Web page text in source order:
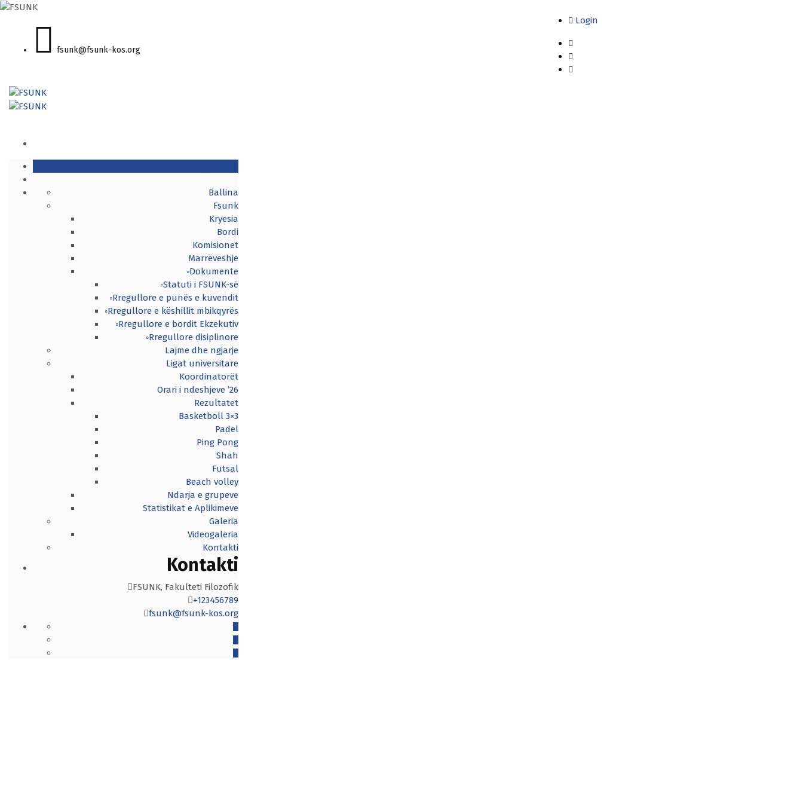
fsunk@fsunk-kos.org
Login
Ballina
Fsunk
Kryesia
Bordi
Komisionet
Marrëveshje
◦Dokumente
◦Statuti i FSUNK-së
◦Rregullore e punës e kuvendit
◦Rregullore e këshillit mbikqyrës
◦Rregullore e bordit Ekzekutiv
◦Rregullore disiplinore
Lajme dhe ngjarje
Ligat universitare
Koordinatorët
Orari i ndeshjeve ’26
Rezultatet
Basketboll 3×3
Padel
Ping Pong
Shah
Futsal
Beach volley
Ndarja e grupeve
Statistikat e Aplikimeve
Galeria
Videogaleria
Kontakti
Kontakti
FSUNK, Fakulteti Filozofik
+123456789
fsunk@fsunk-kos.org